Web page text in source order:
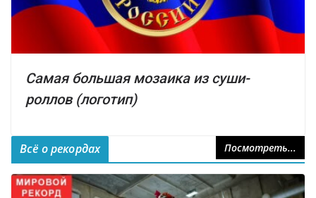
Самая большая мозаика из суши-
роллов (логотип)
Всё о рекордах Посмотреть...